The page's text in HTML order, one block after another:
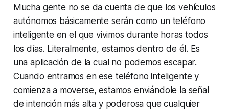
Mucha gente no se da cuenta de que los vehículos
autónomos básicamente serán como un teléfono
inteligente en el que vivimos durante horas todos
los días. Literalmente, estamos dentro de él. Es
una aplicación de la cual no podemos escapar.
Cuando entramos en ese teléfono inteligente y
comienza a moverse, estamos enviándole la señal
de intención más alta y poderosa que cualquier